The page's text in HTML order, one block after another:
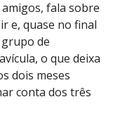
fala sobre
e, quase no final
de
o que deixa
dois meses
conta dos três